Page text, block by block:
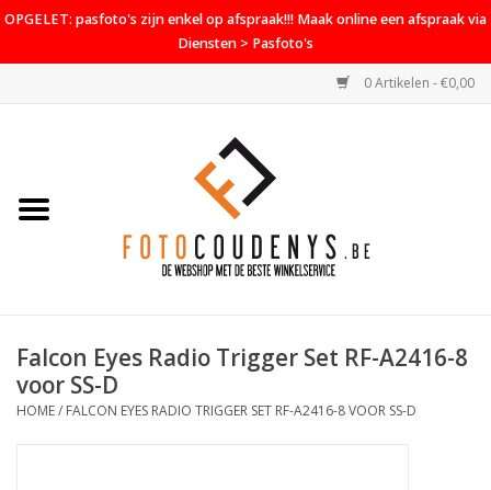
OPGELET: pasfoto's zijn enkel op afspraak!!! Maak online een afspraak via
Diensten > Pasfoto's
0 Artikelen - €0,00
Home
PROMO
Diensten
Falcon Eyes Radio Trigger Set RF-A2416-8
voor SS-D
HOME/ FALCON EYES RADIO TRIGGER SET RF-A2416-8 VOOR SS-D